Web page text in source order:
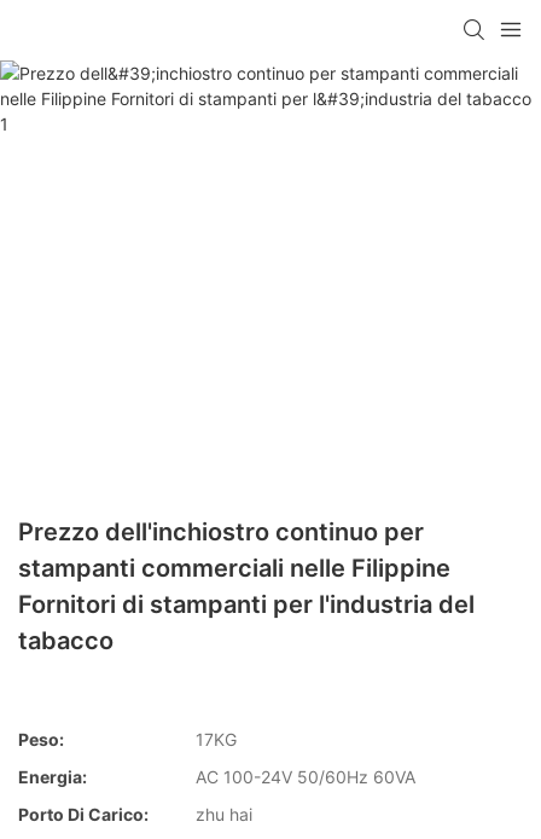
Prezzo dell'inchiostro continuo per
stampanti commerciali nelle Filippine
Fornitori di stampanti per l'industria del
tabacco
Peso:
17KG
Energia:
AC 100-24V 50/60Hz 60VA
Porto Di Carico:
zhu hai